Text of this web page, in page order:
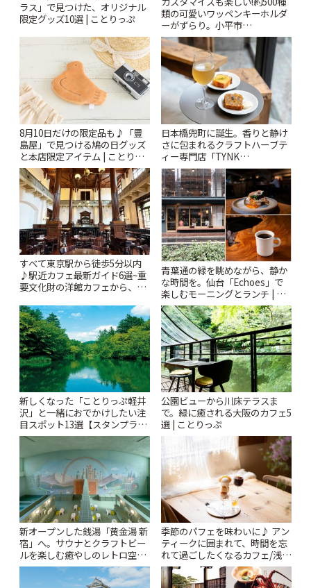
ラス」で見つけた、オリジナル
限定グッズ10選 | ことりっぷ
類の可愛いワッペンキーホルダ
ーがずらり。小平市
「Kimamaya T&K」 | ことりっ
ぷ
8月10日だけの限定品も♪「豊
島屋」で見つける鳩の日グッズ
と本店限定アイテム | ことりっ
ぷ
日本橋兜町に誕生。香りと静け
さに包まれるクラフトハーブテ
ィー専門店「TYNK
Kabutocho」 | ことりっぷ
すべて東京駅から徒歩5分以内
♪駅近カフェ最新ガイド6選~重
要文化財の洋館カフェから、改
りっぷ
青葉通の緑を眺めながら、静か
な時間を。仙台「Echoes」で
楽しむモーニングとランチ | こ
とりっぷ
新しくなった「ことりっぷ軽井
沢」と一緒におでかけしたい注
目スポット13選【スタンプラリ
ー開催中】 | ことりっぷ
公園ビューから川床テラスま
で。緑に癒される大阪のカフェ5
選 | ことりっぷ
新オープンした銭湯「黄金湯 新
宿」へ。サウナとクラフトビー
ルを楽しむ癒やしのレトロ空間
| ことりっぷ
季節のパフェを味わいに♪ アン
ティークに囲まれて、時間を忘
れて過ごしたくなるカフェ/浅草
「annorum cafe」 | ことりっぷ